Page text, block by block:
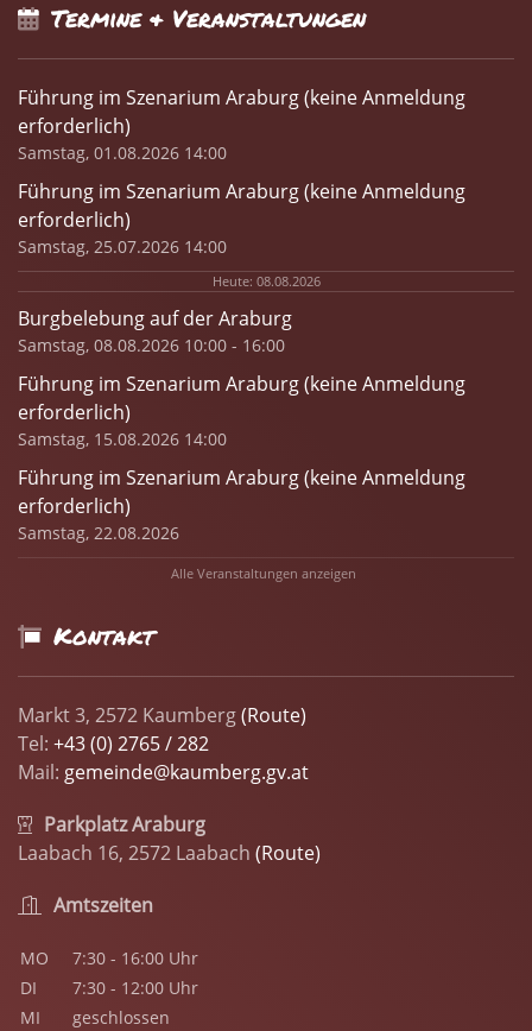
Termine & Veranstaltungen
Führung im Szenarium Araburg (keine Anmeldung
erforderlich)
Samstag, 01.08.2026 14:00
Führung im Szenarium Araburg (keine Anmeldung
erforderlich)
Samstag, 25.07.2026 14:00
Heute: 08.08.2026
Burgbelebung auf der Araburg
Samstag, 08.08.2026 10:00 - 16:00
Führung im Szenarium Araburg (keine Anmeldung
erforderlich)
Samstag, 15.08.2026 14:00
Führung im Szenarium Araburg (keine Anmeldung
erforderlich)
Samstag, 22.08.2026
Alle Veranstaltungen anzeigen
Kontakt
Markt 3, 2572 Kaumberg(Route)
Tel: +43 (0) 2765 / 282
Mail: gemeinde@kaumberg.gv.at
Parkplatz Araburg
Laabach 16, 2572 Laabach (Route)
Amtszeiten
MO
7:30 - 16:00 Uhr
DI
7:30 - 12:00 Uhr
MI
geschlossen